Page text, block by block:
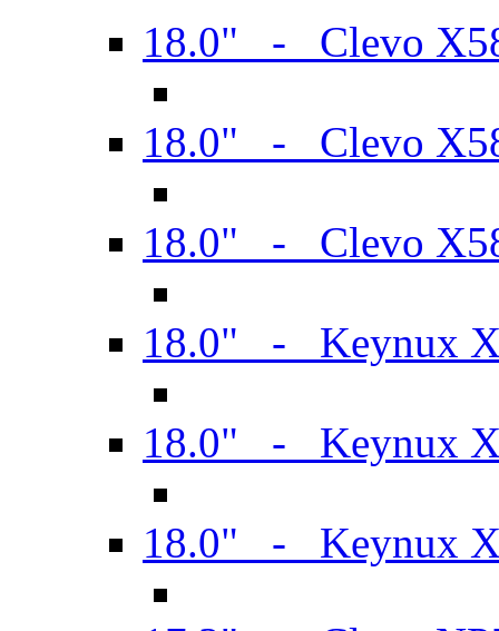
18.0" - Clevo
18.0" - Clevo
18.0" - Clevo
18.0" - Keynux
18.0" - Keynux
18.0" - Keynux